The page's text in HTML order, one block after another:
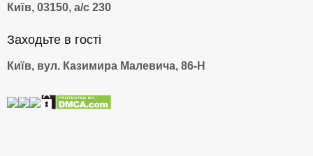
Київ, 03150, а/с 230
Заходьте в гості
Київ, вул. Казимира Малевича, 86-Н